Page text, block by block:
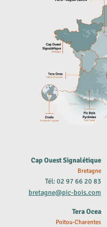
Cap Ouest Signalétique
Bretagne
Tél: 02 97 66 20 83
bretagne@pic-bois.com
Tera Ocea
Poitou-Charentes